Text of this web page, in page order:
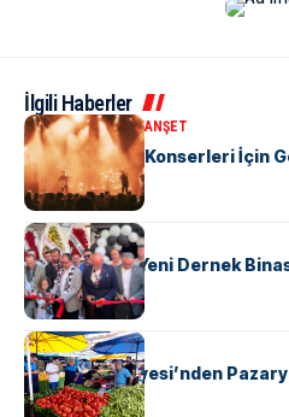
İlgili Haberler
KÜLTÜR & SANATMANŞET
Yalova’da Yaz Konserleri İçin
MANŞETSPOR
Beşiktaşlılar Yeni Dernek
KENT GÜNDEMI
Yalova Belediyesi’nden